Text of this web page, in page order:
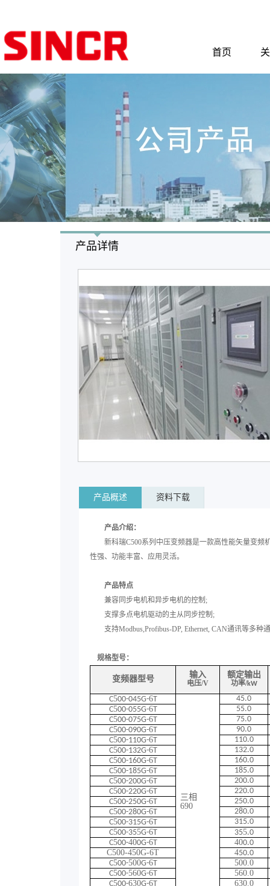
首页
产品详情
产品概述 资料下载
产品介绍：
新科瑞C500系列中压变频器是一款高性能矢量变频
性强、功能丰富、应用灵活。
产品特点
兼容同步电机和异步电机的控制;
支撑多点电机驱动的主从同步控制;
支持Modbus,Profibus-DP, Ethernet, CAN通讯等多种
规格型号：
变频器型号 输入
电压/V
额定输出
功率/kW
C500-045G-6T
三相
690
45.0
C500-055G-6T
55.0
C500-075G-6T
75.0
C500-090G-6T
90.0
C500-110G-6T
110.0
C500-132G-6T
132.0
C500-160G-6T
160.0
C500-185G-6T
185.0
C500-200G-6T
200.0
C500-220G-6T
220.0
C500-250G-6T
250.0
C500-280G-6T
280.0
C500-315G-6T
315.0
C500-355G-6T 355.0
C500-400G-6T 400.0
C500-450G-6T
450.0
C500-500G-6T
500.0
C500-560G-6T
560.0
C500-630G-6T
630.0